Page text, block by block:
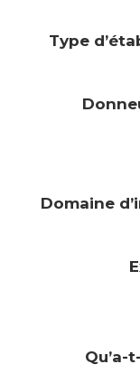
Type
Domaine
Qu’a-